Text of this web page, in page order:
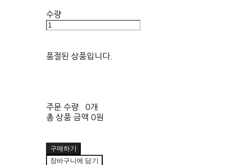
수량
품절된 상품입니다.
주문 수량
0개
총 상품 금액 0원
구매하기
장바구니에 담기